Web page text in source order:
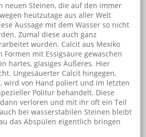
neuen Steinen, die auf den immer
heutzutage aus aller Welt
Aussage mit dem Wasser so nicht
Zumal diese auch ganz
wurden. Calcit aus Mexiko
Formen mit Essigsäure gewaschen
hartes, glasiges Äußeres. Hier
Ungesäuerter Calcit hingegen,
wird von Hand poliert und im letzten
Politur behandelt. Diese
verloren und mit ihr oft ein Teil
bei wasserstabilen Steinen bleibt
das Abspülen eigentlich bringen